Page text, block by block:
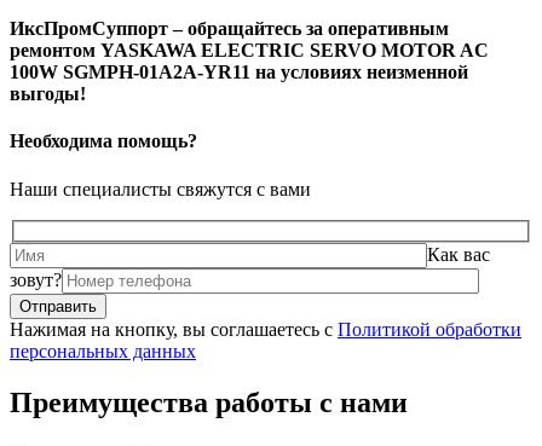
ИксПромСуппорт – обращайтесь за оперативным
ремонтом YASKAWA ELECTRIC SERVO MOTOR AC
100W SGMPH-01A2A-YR11 на условиях неизменной
выгоды!
Необходима помощь?
Наши специалисты свяжутся с вами
Как вас
зовут?
Нажимая на кнопку, вы соглашаетесь с Политикой обработки
персональных данных
Преимущества работы с нами